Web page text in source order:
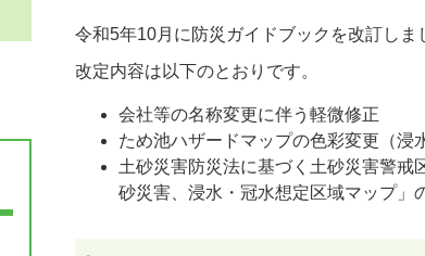
令和5年10月に防災ガイドブックを改訂しま
改定内容は以下のとおりです。
会社等の名称変更に伴う軽微修正
ため池ハザードマップの色彩変更（浸
土砂災害防災法に基づく土砂災害警戒
砂災害、浸水・冠水想定区域マップ」